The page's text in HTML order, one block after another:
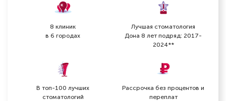
8 клиник
в 6 городах
Лучшая стоматология
Дона 8 лет подряд: 2017-
2024**
В топ-100 лучших
стоматологий
Рассрочка без процентов и
переплат